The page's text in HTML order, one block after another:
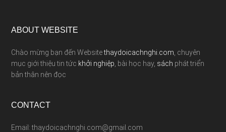
ABOUT WEBSITE
Chào mừng bạn đến Websitethaydoicachnghi.com , chuyên
mục giới thiệu tin tức khởi nghiệp , bài học hay, sách phát triển
bản thân nên đọc
CONTACT
Email: thaydoicachnghi.com@gmail.com